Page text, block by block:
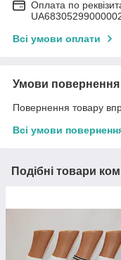
Оплата по
Всі умови оплати
Умови повернення
Повернення товару
Всі умови
Подібні товари